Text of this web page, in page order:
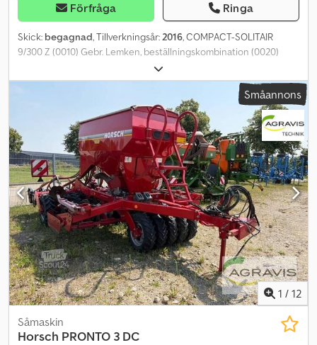
Förfråga Ringa
Skick: begagnad, Tillverkningsår: 2016, COMPACT-SOLITAIR
9/300 Z (0010) Gebr. Lemken, beställningskombination (0020)
Hydraulisk OptiDisc 125 (0030) 2-kretsig tryckluftsbroms (0040)
R20 (0050) 2 x 4 radspår (0060) TR-2000 (0070) Skrapa (0080)
Spårplog, hydrauliskt fällbar (0090) Förloppsmarkering, t.ex. kort 1
x 2 (0100) 2 arbetsstrålkastare + belysning för tanken (0110) CCI-
200 TGerminal Chodpezq Igdsfx Ap Iea (0120) CCI.Command SC,
CCI.Command PT (0130) TPW D500-125, trapetsformad
packningsvals (0140) Valsens tryckreglering (0150)
Nivåövervakning, elektrisk, extra baktill (0160) Belysning fram och
bak (0170) Jämkningsbalk baktill (0180) 1 par matningsskivor D450
(0190) Sidopanelförlängning (0200) Mekanisk djupjustering (0210)
Snabbutbytespinnar ZS34 ha
Småannons
1 / 12
Såmaskin
Horsch PRONTO 3 DC